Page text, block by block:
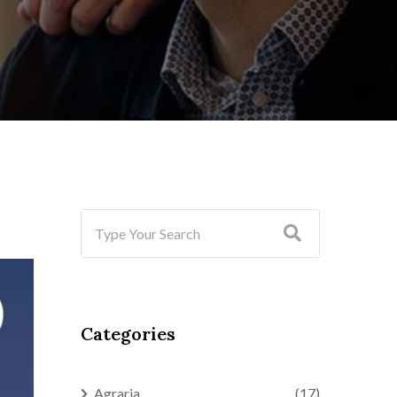
Categories
Agraria (17)